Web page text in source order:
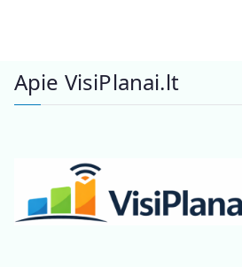
Apie VisiPlanai.lt